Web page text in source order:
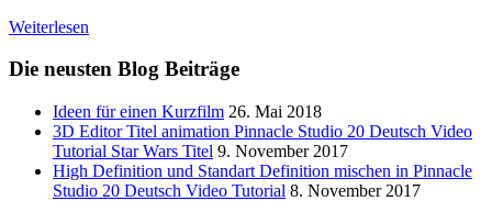
Weiterlesen
Die neusten Blog Beiträge
Ideen für einen Kurzfilm 26. Mai 2018
3D Editor Titel animation Pinnacle Studio 20 Deutsch Video
Tutorial Star Wars Titel 9. November 2017
High Definition und Standart Definition mischen in Pinnacle
Studio 20 Deutsch Video Tutorial 8. November 2017